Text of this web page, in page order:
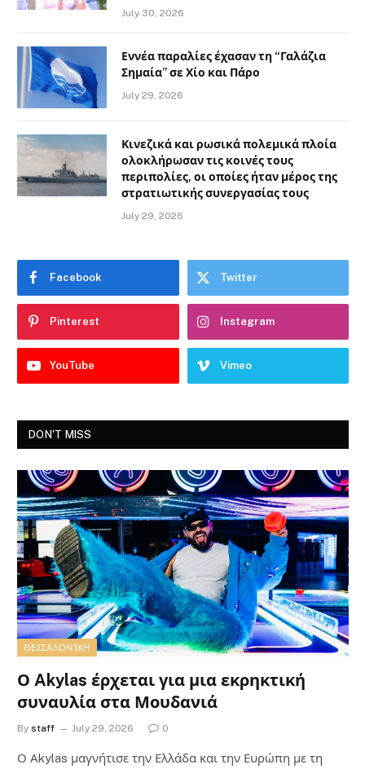
July 30, 2026
Εννέα παραλίες έχασαν τη “Γαλάζια
Σημαία” σε Χίο και Πάρο
July 29, 2026
Κινεζικά και ρωσικά πολεμικά πλοία
ολοκλήρωσαν τις κοινές τους
περιπολίες, οι οποίες ήταν μέρος της
στρατιωτικής συνεργασίας τους
July 29, 2026
Facebook Twitter
Pinterest Instagram
YouTube Vimeo
DON'T MISS
ΘΕΣΣΑΛΟΝΊΚΗ
Ο Akylas έρχεται για μια εκρηκτική
συναυλία στα Μουδανιά
By staff July 29, 2026 0
Ο Αkylas μαγνήτισε την Ελλάδα και την Ευρώπη με τη